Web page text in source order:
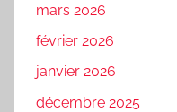
mars 2026
février 2026
janvier 2026
décembre 2025